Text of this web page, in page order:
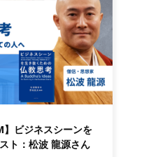
】ビジネスシーンを
ト：松波 龍源さん